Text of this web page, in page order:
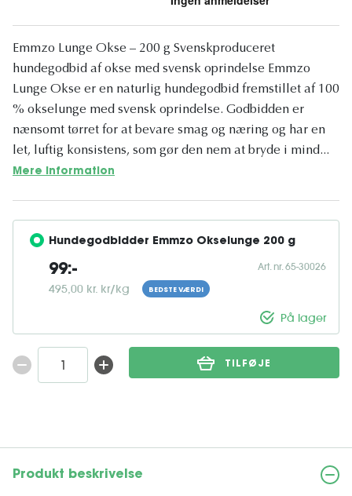
Emmzo Lunge Okse – 200 g Svenskproduceret
hundegodbid af okse med svensk oprindelse Emmzo
Lunge Okse er en naturlig hundegodbid fremstillet af 100
% okse­lunge med svensk oprindelse. Godbidden er
nænsomt tørret for at bevare smag og næring og har en
let, luftig konsistens, som gør den nem at bryde i mind...
Mere information
Hundegodbidder Emmzo Okselunge 200 g
99:-
495,00 kr. kr/kg BEDSTE VÆRDI
Art. nr. 65-30026
På lager
TILFØJE
Produkt beskrivelse